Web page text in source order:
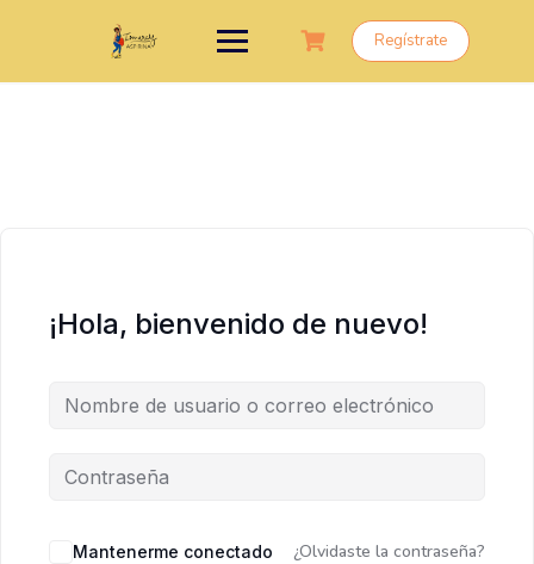
Regístrate
¡Hola, bienvenido de nuevo!
Mantenerme conectado ¿Olvidaste la contraseña?